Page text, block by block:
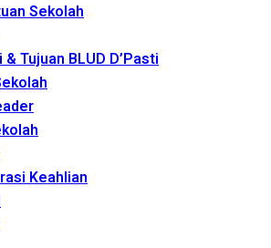
Sekolah
Tujuan BLUD D’Pasti
Keahlian